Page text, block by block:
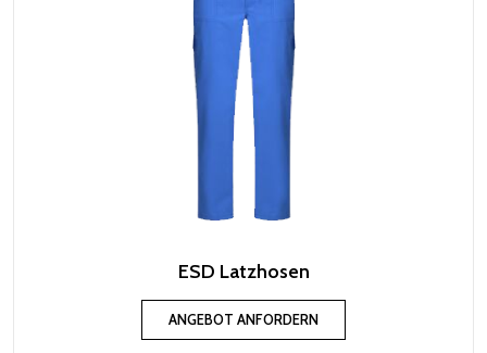
ESD Latzhosen
ANGEBOT ANFORDERN